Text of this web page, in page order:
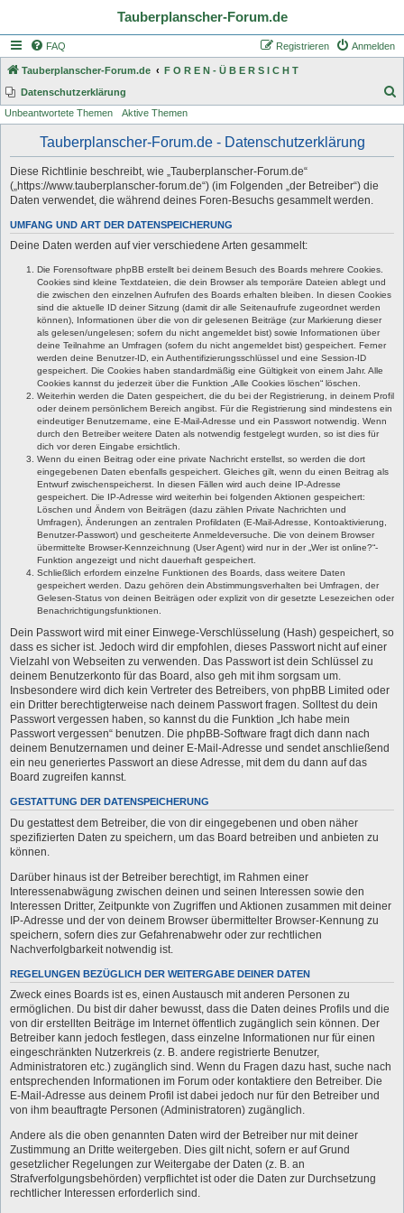
Tauberplanscher-Forum.de
FAQ Anmelden
Registrieren
Tauberplanscher-Forum.de
F O R E N - Ü B E R S I C H T
Datenschutzerklärung
Unbeantwortete Themen Aktive Themen
Tauberplanscher-Forum.de - Datenschutzerklärung
Diese Richtlinie beschreibt, wie „Tauberplanscher-Forum.de“
(„https://www.tauberplanscher-forum.de“) (im Folgenden „der Betreiber“) die
Daten verwendet, die während deines Foren-Besuchs gesammelt werden.
UMFANG UND ART DER DATENSPEICHERUNG
Deine Daten werden auf vier verschiedene Arten gesammelt:
Die Forensoftware phpBB erstellt bei deinem Besuch des Boards mehrere Cookies.
Cookies sind kleine Textdateien, die dein Browser als temporäre Dateien ablegt und
die zwischen den einzelnen Aufrufen des Boards erhalten bleiben. In diesen Cookies
sind die aktuelle ID deiner Sitzung (damit dir alle Seitenaufrufe zugeordnet werden
können), Informationen über die von dir gelesenen Beiträge (zur Markierung dieser
als gelesen/ungelesen; sofern du nicht angemeldet bist) sowie Informationen über
deine Teilnahme an Umfragen (sofern du nicht angemeldet bist) gespeichert. Ferner
werden deine Benutzer-ID, ein Authentifizierungsschlüssel und eine Session-ID
gespeichert. Die Cookies haben standardmäßig eine Gültigkeit von einem Jahr. Alle
Cookies kannst du jederzeit über die Funktion „Alle Cookies löschen“ löschen.
Weiterhin werden die Daten gespeichert, die du bei der Registrierung, in deinem Profil
oder deinem persönlichem Bereich angibst. Für die Registrierung sind mindestens ein
eindeutiger Benutzername, eine E-Mail-Adresse und ein Passwort notwendig. Wenn
durch den Betreiber weitere Daten als notwendig festgelegt wurden, so ist dies für
dich vor deren Eingabe ersichtlich.
Wenn du einen Beitrag oder eine private Nachricht erstellst, so werden die dort
eingegebenen Daten ebenfalls gespeichert. Gleiches gilt, wenn du einen Beitrag als
Entwurf zwischenspeicherst. In diesen Fällen wird auch deine IP-Adresse
gespeichert. Die IP-Adresse wird weiterhin bei folgenden Aktionen gespeichert:
Löschen und Ändern von Beiträgen (dazu zählen Private Nachrichten und
Umfragen), Änderungen an zentralen Profildaten (E-Mail-Adresse, Kontoaktivierung,
Benutzer-Passwort) und gescheiterte Anmeldeversuche. Die von deinem Browser
übermittelte Browser-Kennzeichnung (User Agent) wird nur in der „Wer ist online?“-
Funktion angezeigt und nicht dauerhaft gespeichert.
Schließlich erfordern einzelne Funktionen des Boards, dass weitere Daten
gespeichert werden. Dazu gehören dein Abstimmungsverhalten bei Umfragen, der
Gelesen-Status von deinen Beiträgen oder explizit von dir gesetzte Lesezeichen oder
Benachrichtigungsfunktionen.
Dein Passwort wird mit einer Einwege-Verschlüsselung (Hash) gespeichert, so
dass es sicher ist. Jedoch wird dir empfohlen, dieses Passwort nicht auf einer
Vielzahl von Webseiten zu verwenden. Das Passwort ist dein Schlüssel zu
deinem Benutzerkonto für das Board, also geh mit ihm sorgsam um.
Insbesondere wird dich kein Vertreter des Betreibers, von phpBB Limited oder
ein Dritter berechtigterweise nach deinem Passwort fragen. Solltest du dein
Passwort vergessen haben, so kannst du die Funktion „Ich habe mein
Passwort vergessen“ benutzen. Die phpBB-Software fragt dich dann nach
deinem Benutzernamen und deiner E-Mail-Adresse und sendet anschließend
ein neu generiertes Passwort an diese Adresse, mit dem du dann auf das
Board zugreifen kannst.
GESTATTUNG DER DATENSPEICHERUNG
Du gestattest dem Betreiber, die von dir eingegebenen und oben näher
spezifizierten Daten zu speichern, um das Board betreiben und anbieten zu
können.
Darüber hinaus ist der Betreiber berechtigt, im Rahmen einer
Interessenabwägung zwischen deinen und seinen Interessen sowie den
Interessen Dritter, Zeitpunkte von Zugriffen und Aktionen zusammen mit deiner
IP-Adresse und der von deinem Browser übermittelter Browser-Kennung zu
speichern, sofern dies zur Gefahrenabwehr oder zur rechtlichen
Nachverfolgbarkeit notwendig ist.
REGELUNGEN BEZÜGLICH DER WEITERGABE DEINER DATEN
Zweck eines Boards ist es, einen Austausch mit anderen Personen zu
ermöglichen. Du bist dir daher bewusst, dass die Daten deines Profils und die
von dir erstellten Beiträge im Internet öffentlich zugänglich sein können. Der
Betreiber kann jedoch festlegen, dass einzelne Informationen nur für einen
eingeschränkten Nutzerkreis (z. B. andere registrierte Benutzer,
Administratoren etc.) zugänglich sind. Wenn du Fragen dazu hast, suche nach
entsprechenden Informationen im Forum oder kontaktiere den Betreiber. Die
E-Mail-Adresse aus deinem Profil ist dabei jedoch nur für den Betreiber und
von ihm beauftragte Personen (Administratoren) zugänglich.
Andere als die oben genannten Daten wird der Betreiber nur mit deiner
Zustimmung an Dritte weitergeben. Dies gilt nicht, sofern er auf Grund
gesetzlicher Regelungen zur Weitergabe der Daten (z. B. an
Strafverfolgungsbehörden) verpflichtet ist oder die Daten zur Durchsetzung
rechtlicher Interessen erforderlich sind.